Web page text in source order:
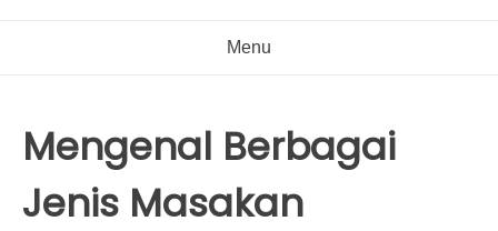
Menu
Mengenal Berbagai
Jenis Masakan